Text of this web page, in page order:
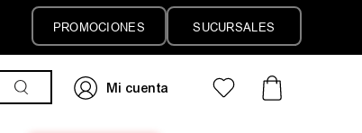
PROMOCIONES SUCURSALES